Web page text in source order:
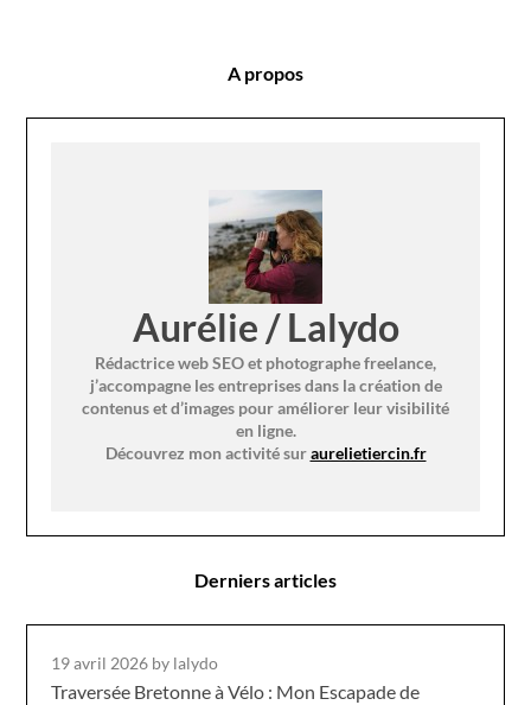
A propos
Aurélie / Lalydo
Rédactrice web SEO et photographe freelance,
j’accompagne les entreprises dans la création de
contenus et d’images pour améliorer leur visibilité
en ligne.
Découvrez mon activité suraurelietiercin.fr
Derniers articles
19 avril 2026 by lalydo
Traversée Bretonne à Vélo : Mon Escapade de